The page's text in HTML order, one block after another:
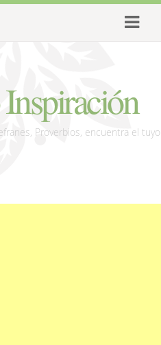
Proverbios, encuentra el tuyo